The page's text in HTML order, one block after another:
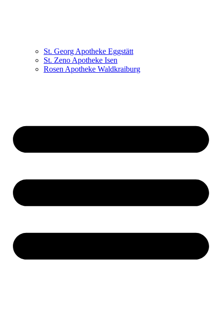
St. Georg Apotheke Eggstätt
St. Zeno Apotheke Isen
Rosen Apotheke Waldkraiburg